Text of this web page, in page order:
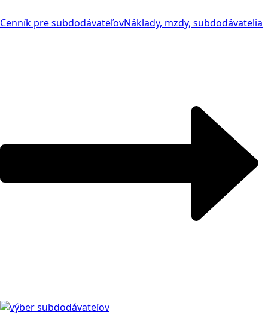
Cenník pre subdodávateľovNáklady, mzdy, subdodávatelia